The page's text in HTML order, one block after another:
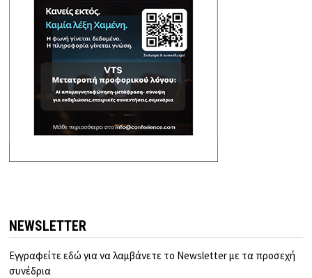
NEWSLETTER
Εγγραφείτε εδώ για να λαμβάνετε το Newsletter με τα προσεχή
συνέδρια